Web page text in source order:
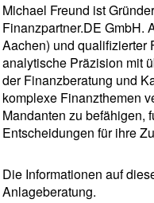
Michael Freund ist
Finanzpartner.DE GmbH.
Aachen) und qualifizierter
analytische Präzision mit
der Finanzberatung und
komplexe Finanzthemen
Mandanten zu befähigen,
Entscheidungen für ihre
Die Informationen auf
Anlageberatung.